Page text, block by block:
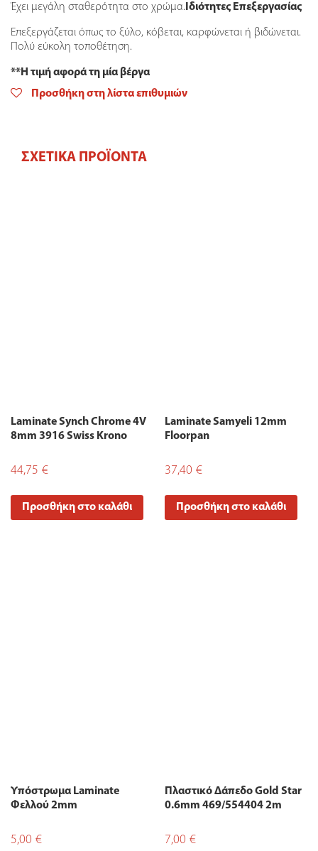
Έχει μεγάλη σταθερότητα στο χρώμα. Ιδιότητες Επεξεργασίας
Επεξεργάζεται όπως το ξύλο, κόβεται, καρφώνεται ή βιδώνεται.
Πολύ εύκολη τοποθέτηση.
**Η τιμή αφορά τη μία βέργα
Προσθήκη στη λίστα επιθυμιών
ΣΧΕΤΙΚΆ ΠΡΟΪΌΝΤΑ
Laminate Synch Chrome 4V
8mm 3916 Swiss Krono
44,75 €
Προσθήκη στο καλάθι
Laminate Samyeli 12mm
Floorpan
37,40 €
Προσθήκη στο καλάθι
Υπόστρωμα Laminate
Φελλού 2mm
5,00 €
Πλαστικό Δάπεδο Gold Star
0.6mm 469/554404 2m
7,00 €